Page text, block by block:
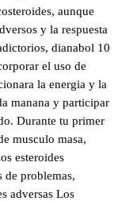
aunque
y la respuesta
dianabol 10
el uso de
la energia y la
manana y participar
Durante tu primer
musculo masa,
esteroides
de problemas,
adversas Los